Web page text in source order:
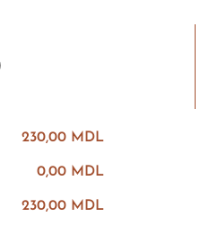
230,00 MDL
0,00 MDL
230,00 MDL